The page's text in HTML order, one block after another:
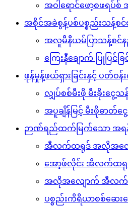
အဝါရောင်ဖော့စဖရပ်
အစိုင်အခဲစွန့်ပစ်ပစ္စည်းသန့်စ
အလူမီနီယမ်ပြာသန့်စ
ကြေးနီချောက် ပြုပြင်ခ
ဖုန်မှုန့်ဖယ်ရှားခြင်းနှင့် ပတ်ဝန်
လျှပ်စစ်မီးဖို မီးခိုးငွေ့သ
အပူချိန်မြင့် မီးဖိုဓာတ်ငွ
ဉာဏ်ရည်ထက်မြက်သော အရန်ပ
အီလက်ထရုဒ် အလိုအလျေ
အော့ဖ်လိုင်း အီလက်ထ
အလိုအလျောက် အီလ
ပစ္စည်းကိရိယာစစ်ဆေး